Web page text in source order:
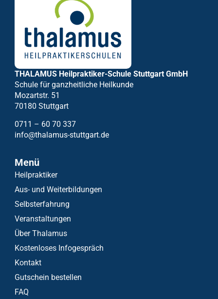
THALAMUS Heilpraktiker-Schule Stuttgart GmbH
Schule für ganzheitliche Heilkunde
Mozartstr. 51
70180 Stuttgart
0711 – 60 70 337
info@thalamus-stuttgart.de
Menü
Heilpraktiker
Aus- und Weiterbildungen
Selbsterfahrung
Veranstaltungen
Über Thalamus
Kostenloses Infogespräch
Kontakt
Gutschein bestellen
FAQ